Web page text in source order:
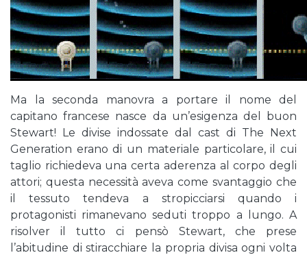
Ma la seconda manovra a portare il nome del
capitano francese nasce da un’esigenza del buon
Stewart! Le divise indossate dal cast di The Next
Generation erano di un materiale particolare, il cui
taglio richiedeva una certa aderenza al corpo degli
attori; questa necessità aveva come svantaggio che
il tessuto tendeva a stropicciarsi quando i
protagonisti rimanevano seduti troppo a lungo. A
risolver il tutto ci pensò Stewart, che prese
l’abitudine di stiracchiare la propria divisa ogni volta